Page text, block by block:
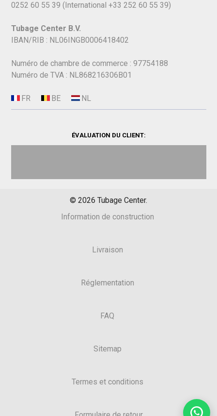
0252 60 55 39 (International +33 252 60 55 39)
Tubage Center B.V.
IBAN/RIB : NL06INGB0006418402
Numéro de chambre de commerce : 97754188
Numéro de TVA : NL868216306B01
ÉVALUATION DU CLIENT:
© 2026 Tubage Center.
Information de construction
Livraison
Réglementation
FAQ
Sitemap
Termes et conditions